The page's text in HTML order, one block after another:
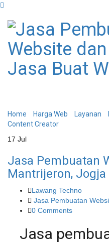
Home
Harga Web Layanan
Content Creator
17 Jul
Jasa Pembuatan
Mantrijeron, Jogja
Lawang Techno
Jasa Pembuatan
0 Comments
Jasa